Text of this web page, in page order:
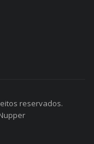
reservados.